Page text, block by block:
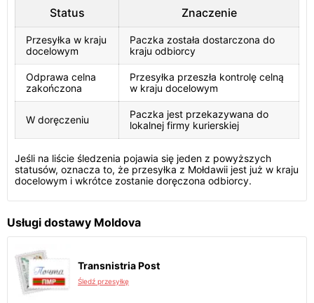
Status Znaczenie
Przesyłka w kraju
docelowym
Paczka została dostarczona do
kraju odbiorcy
Odprawa celna
zakończona
Przesyłka przeszła kontrolę celną
w kraju docelowym
W doręczeniu
Paczka jest przekazywana do
lokalnej firmy kurierskiej
Jeśli na liście śledzenia pojawia się jeden z powyższych
statusów, oznacza to, że przesyłka z Mołdawii jest już w kraju
docelowym i wkrótce zostanie doręczona odbiorcy.
Usługi dostawy Moldova
Transnistria Post
Śledź przesyłkę